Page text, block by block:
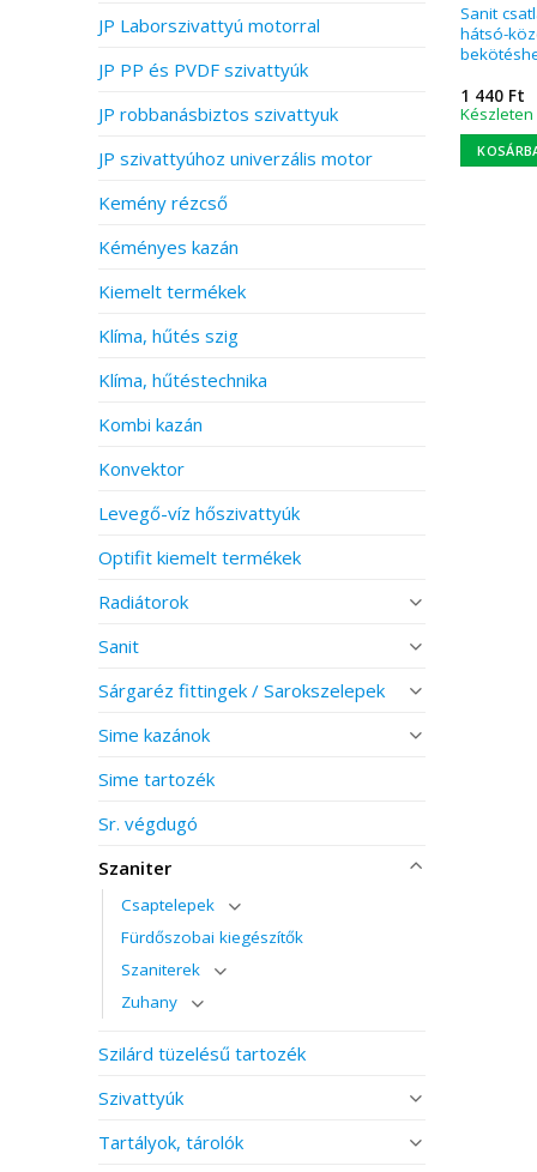
JP Laborszivattyú motorral
JP PP és PVDF szivattyúk
JP robbanásbiztos szivattyuk
JP szivattyúhoz univerzális motor
Kemény rézcső
Kéményes kazán
Kiemelt termékek
Klíma, hűtés szig
Klíma, hűtéstechnika
Kombi kazán
Konvektor
Levegő-víz hőszivattyúk
Optifit kiemelt termékek
Radiátorok
Sanit
Sárgaréz fittingek / Sarokszelepek
Sime kazánok
Sime tartozék
Sr. végdugó
Szaniter
Csaptelepek
Fürdőszobai kiegészítők
Szaniterek
Zuhany
Szilárd tüzelésű tartozék
Szivattyúk
Tartályok, tárolók
Sanit
hátsó-
1 440 Ft
Készleten